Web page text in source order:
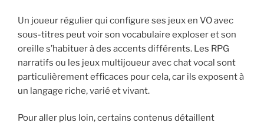
Un joueur régulier qui configure ses jeux en VO avec
sous-titres peut voir son vocabulaire exploser et son
oreille s’habituer à des accents différents. Les RPG
narratifs ou les jeux multijoueur avec chat vocal sont
particulièrement efficaces pour cela, car ils exposent à
un langage riche, varié et vivant.
Pour aller plus loin, certains contenus détaillent